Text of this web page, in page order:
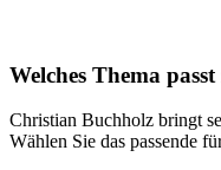
Welches Thema
Christian Buchholz bringt
Wählen Sie das passende